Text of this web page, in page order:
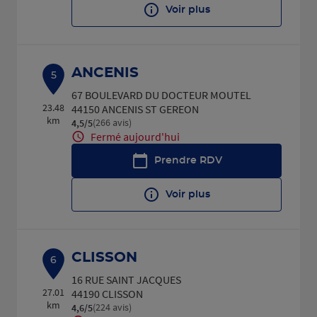
Voir plus
5
23.48
km
ANCENIS
67 BOULEVARD DU DOCTEUR MOUTEL
44150 ANCENIS ST GEREON
4,5/5Note de 4.5 sur 5
(266 avis)
Fermé aujourd'hui
Prendre RDV
Voir plus
6
27.01
km
CLISSON
16 RUE SAINT JACQUES
44190 CLISSON
4,6/5Note de 4.6 sur 5
(224 avis)